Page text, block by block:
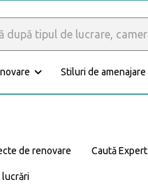
Stiluri de amenajare
de renovare
lucrări
Caută Expert